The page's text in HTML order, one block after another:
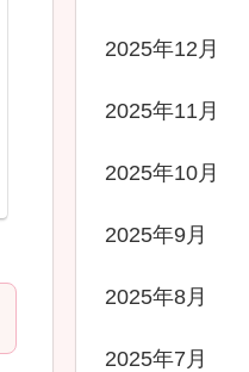
2025年12月
2025年11月
2025年10月
2025年9月
2025年8月
2025年7月